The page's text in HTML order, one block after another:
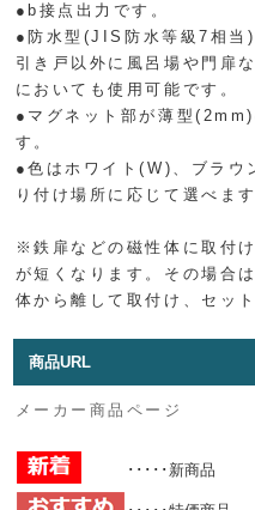
●b接点出力です。
●防水型(JIS防水等級7相当
引き戸以外に風呂場や門扉
においても使用可能です。
●マグネット部が薄型
す。
●色はホワイト(W)、ブラウ
り付け場所に応じて選べます
※鉄扉などの磁性体に取付
が短くなります。その場合
体から離して取付け、セッ
商品URL
メーカー商品ページ
･････新商品